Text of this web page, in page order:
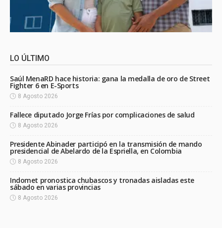
LO ÚLTIMO
Saúl MenaRD hace historia: gana la medalla de oro de Street
Fighter 6 en E-Sports
8 Agosto 2026
Fallece diputado Jorge Frías por complicaciones de salud
8 Agosto 2026
Presidente Abinader participó en la transmisión de mando
presidencial de Abelardo de la Espriella, en Colombia
8 Agosto 2026
Indomet pronostica chubascos y tronadas aisladas este
sábado en varias provincias
8 Agosto 2026